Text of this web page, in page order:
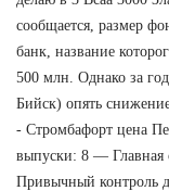
сообщается, размер
банк, название
500 млн. Однако за
Бийск) опять
- Стромбафорт цена
выпуски: 8 —
Привычный контроль